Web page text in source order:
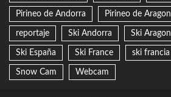
Pirineo de Andorra Pirineo de Aragon
reportaje Ski Andorra Ski Aragon
Ski España Ski France ski francia
Snow Cam Webcam